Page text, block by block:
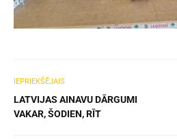
IEPRIEKŠĒJAIS
LATVIJAS AINAVU DĀRGUMI
VAKAR, ŠODIEN, RĪT